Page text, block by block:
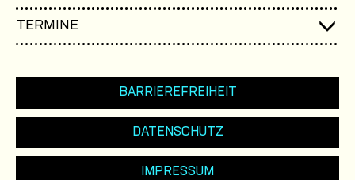
TERMINE
BARRIEREFREIHEIT
DATENSCHUTZ
IMPRESSUM